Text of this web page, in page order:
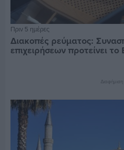
Πριν 5 ημέρες
Διακοπές ρεύματος:
επιχειρήσεων προτείνει το
Διαφήμιση